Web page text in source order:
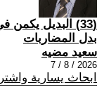
(33) البديل يكمن
بدل المضاربات
سعيد مضيه
2026 / 8 / 7
ابحاث يسارية